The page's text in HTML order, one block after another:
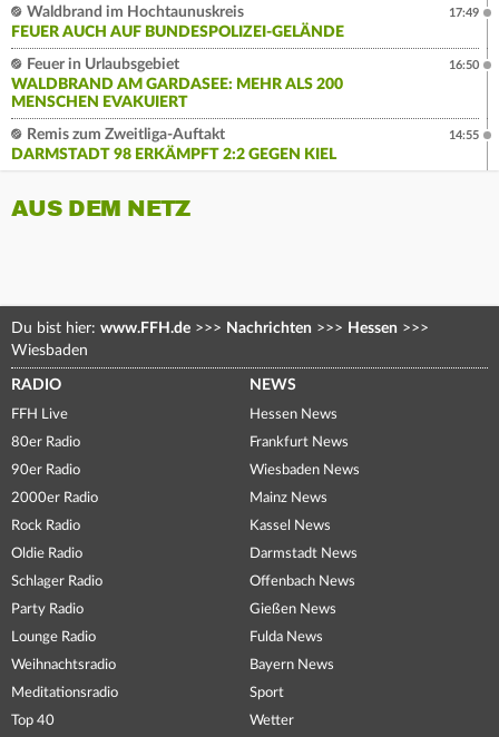
Waldbrand im Hochtaunuskreis
FEUER AUCH AUF BUNDESPOLIZEI-GELÄNDE
17:49
Feuer in Urlaubsgebiet
WALDBRAND AM GARDASEE: MEHR ALS 200
MENSCHEN EVAKUIERT
16:50
Remis zum Zweitliga-Auftakt
DARMSTADT 98 ERKÄMPFT 2:2 GEGEN KIEL
14:55
AUS DEM NETZ
Du bist hier: www.FFH.de >>> Nachrichten >>> Hessen >>>
Wiesbaden
RADIO
FFH Live
80er Radio
90er Radio
2000er Radio
Rock Radio
Oldie Radio
Schlager Radio
Party Radio
Lounge Radio
Weihnachtsradio
Meditationsradio
Top 40
NEWS
Hessen News
Frankfurt News
Wiesbaden News
Mainz News
Kassel News
Darmstadt News
Offenbach News
Gießen News
Fulda News
Bayern News
Sport
Wetter